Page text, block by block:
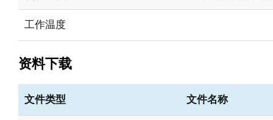
工作温度
资料下载
文件类型 文件名称